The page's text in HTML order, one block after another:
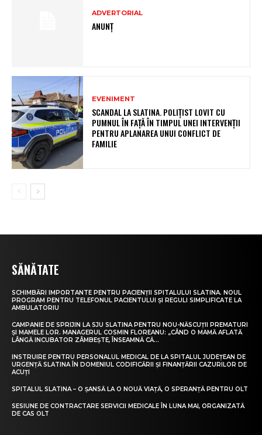
ADVERTORIAL
ANUNȚ
EVENIMENT
SCANDAL LA SLATINA. POLIȚIST LOVIT CU
PUMNUL ÎN FAȚĂ ÎN TIMPUL UNEI INTERVENȚII
PENTRU APLANAREA UNUI CONFLICT DE
FAMILIE
SĂNĂTATE
SCHIMBĂRI IMPORTANTE PENTRU PACIENȚII SPITALULUI SLATINA. NOUL
PROGRAM PENTRU TELEFONUL PACIENTULUI ȘI REGULI SIMPLIFICATE LA
AMBULATORIU
CAMPANIE DE SPRIJIN LA SJU SLATINA PENTRU NOU-NĂSCUȚII PREMATURI
ȘI MAMELE LOR. MANAGERUL COSMIN FLOREANU: „CÂND O MAMĂ AFLATĂ
LÂNGĂ INCUBATOR ZÂMBEȘTE, ÎNSEAMNĂ CĂ...
INSTRUIRE PENTRU PERSONALUL MEDICAL DE LA SPITALUL JUDEȚEAN DE
URGENȚĂ SLATINA ÎN DOMENIUL CODIFICĂRII ȘI FINANȚĂRII CAZURILOR DE
ACUȚI
SPITALUL SLATINA – O ȘANSĂ LA O NOUĂ VIAȚĂ, O SPERANȚĂ PENTRU OLT
SESIUNE DE CONTRACTARE SERVICII MEDICALE ÎN LUNA MAI, ORGANIZATĂ
DE CAS OLT